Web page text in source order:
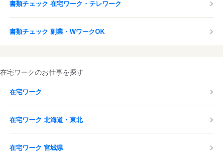
書類チェック 在宅ワーク・テレワーク
書類チェック 副業・WワークOK
在宅ワークのお仕事を探す
在宅ワーク
在宅ワーク 北海道・東北
在宅ワーク 宮城県